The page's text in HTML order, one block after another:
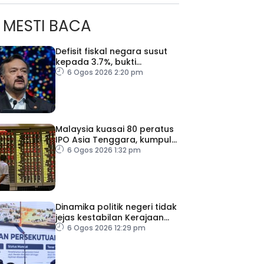
Perkasa SCORE Marathon 2026 Melalui Kerjasama
Larian Antarabangsa
MESTI BACA
Defisit fiskal negara susut
kepada 3.7%, bukti
keyakinan pelabur masih
6 Ogos 2026 2:20 pm
Malaysia kuasai 80 peratus
IPO Asia Tenggara, kumpul
AS$1.4 bilion separuh
6 Ogos 2026 1:32 pm
Dinamika politik negeri tidak
jejas kestabilan Kerajaan
Perpaduan Persekutuan –
6 Ogos 2026 12:29 pm